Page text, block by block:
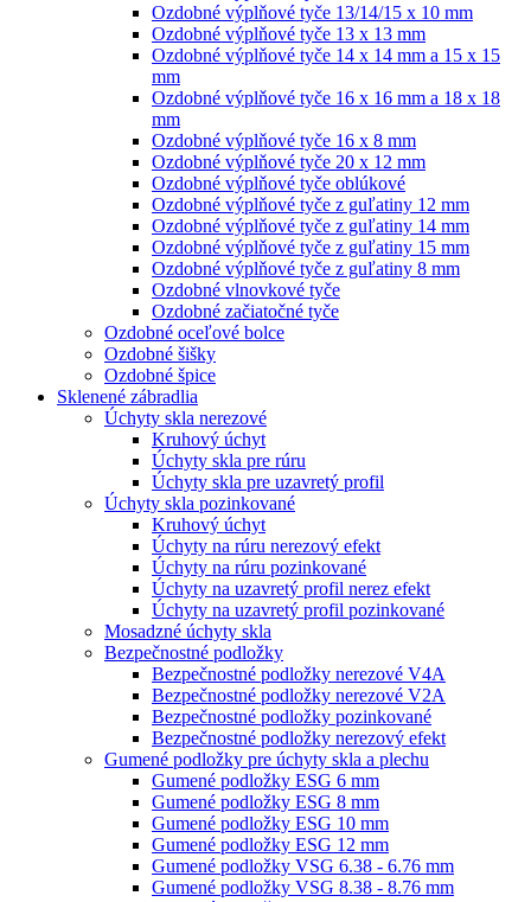
Ozdobné výplňové tyče 13/14/15 x 10 mm
Ozdobné výplňové tyče 13 x 13 mm
Ozdobné výplňové tyče 14 x 14 mm a 15 x 15
mm
Ozdobné výplňové tyče 16 x 16 mm a 18 x 18
mm
Ozdobné výplňové tyče 16 x 8 mm
Ozdobné výplňové tyče 20 x 12 mm
Ozdobné výplňové tyče oblúkové
Ozdobné výplňové tyče z guľatiny 12 mm
Ozdobné výplňové tyče z guľatiny 14 mm
Ozdobné výplňové tyče z guľatiny 15 mm
Ozdobné výplňové tyče z guľatiny 8 mm
Ozdobné vlnovkové tyče
Ozdobné začiatočné tyče
Ozdobné oceľové bolce
Ozdobné šišky
Ozdobné špice
Sklenené zábradlia
Úchyty skla nerezové
Kruhový úchyt
Úchyty skla pre rúru
Úchyty skla pre uzavretý profil
Úchyty skla pozinkované
Kruhový úchyt
Úchyty na rúru nerezový efekt
Úchyty na rúru pozinkované
Úchyty na uzavretý profil nerez efekt
Úchyty na uzavretý profil pozinkované
Mosadzné úchyty skla
Bezpečnostné podložky
Bezpečnostné podložky nerezové V4A
Bezpečnostné podložky nerezové V2A
Bezpečnostné podložky pozinkované
Bezpečnostné podložky nerezový efekt
Gumené podložky pre úchyty skla a plechu
Gumené podložky ESG 6 mm
Gumené podložky ESG 8 mm
Gumené podložky ESG 10 mm
Gumené podložky ESG 12 mm
Gumené podložky VSG 6.38 - 6.76 mm
Gumené podložky VSG 8.38 - 8.76 mm